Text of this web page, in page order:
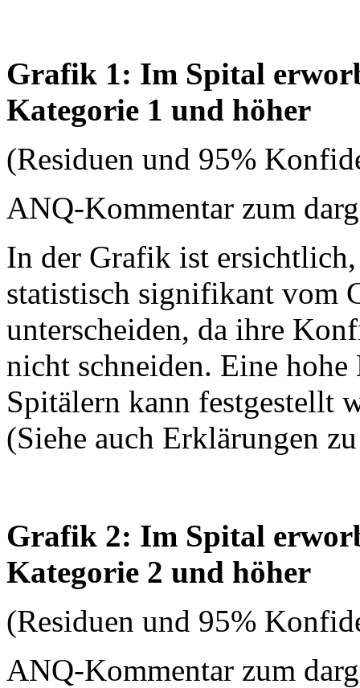
Grafik 1: Im Spital
Kategorie 1 und höher
(Residuen und 95%
ANQ-Kommentar zum
In der Grafik ist
statistisch signifikant vom
unterscheiden, da ihre
nicht schneiden. Eine
Spitälern kann festgestellt
(Siehe auch Erklärungen
Grafik 2: Im Spital
Kategorie 2 und höher
(Residuen und 95%
ANQ-Kommentar zum